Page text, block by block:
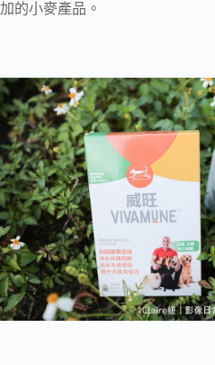
加的小麥產品。